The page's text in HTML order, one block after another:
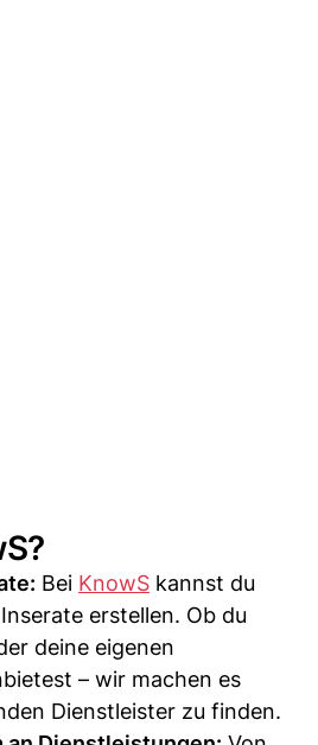
Bei KnowS kannst du
erstellen. Ob du
deine eigenen
– wir machen es
Dienstleister zu finden.